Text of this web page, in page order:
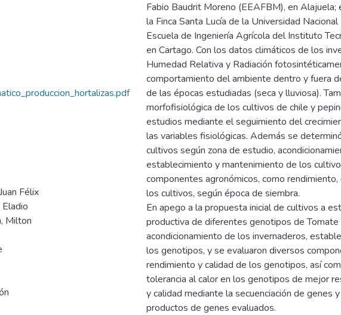
Félix
Milton
Fabio Baudrit Moreno (EEAFBM), en
la Finca Santa Lucía de la Universidad
Escuela de Ingeniería Agrícola del Instituto
en Cartago. Con los datos climáticos de los
Humedad Relativa y Radiación
comportamiento del ambiente dentro y fuera
de las épocas estudiadas (seca y lluviosa).
morfofisiológica de los cultivos de chile y
estudios mediante el seguimiento del
las variables fisiológicas. Además se
cultivos según zona de estudio,
establecimiento y mantenimiento de los
componentes agronómicos, como
los cultivos, según época de siembra.
En apego a la propuesta inicial de cultivos a
productiva de diferentes genotipos de Tomate
acondicionamiento de los invernaderos,
los genotipos, y se evaluaron diversos
rendimiento y calidad de los genotipos, así
tolerancia al calor en los genotipos de mejor
y calidad mediante la secuenciación de genes
productos de genes evaluados.